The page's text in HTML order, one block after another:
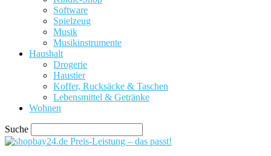
Software
Spielzeug
Musik
Musikinstrumente
Haushalt
Drogerie
Haustier
Koffer, Rucksäcke & Taschen
Lebensmittel & Getränke
Wohnen
Suche
Preis-Leistung – das passt!